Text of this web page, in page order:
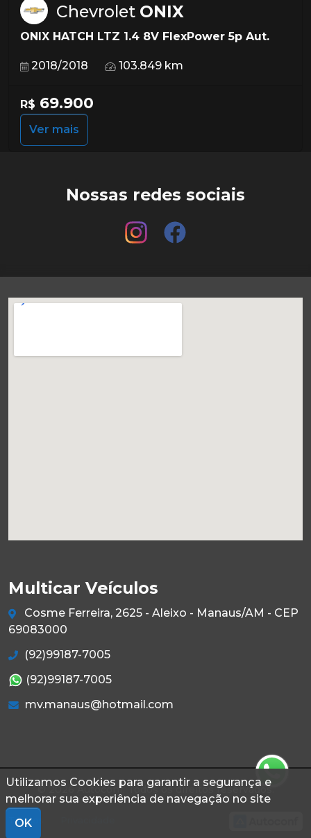
Utilizamos Cookies para garantir a segurança e
melhorar sua experiência de navegação no site
OK
Chevrolet ONIX
ONIX HATCH LTZ 1.4 8V FlexPower 5p Aut.
2018/2018 103.849 km
R$ 69.900
Ver mais
Nossas redes sociais
Multicar Veículos
Cosme Ferreira, 2625 - Aleixo - Manaus/AM - CEP
69083000
(92)99187-7005
(92)99187-7005
mv.manaus@hotmail.com
© 2026 Autoconf. Todos os direitos reservados.
Termos